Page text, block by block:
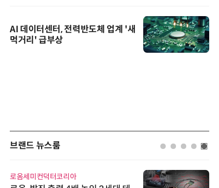
AI 데이터센터, 전력반도체 업계 '새
먹거리' 급부상
브랜드 뉴스룸
로옴세미컨덕터코리아